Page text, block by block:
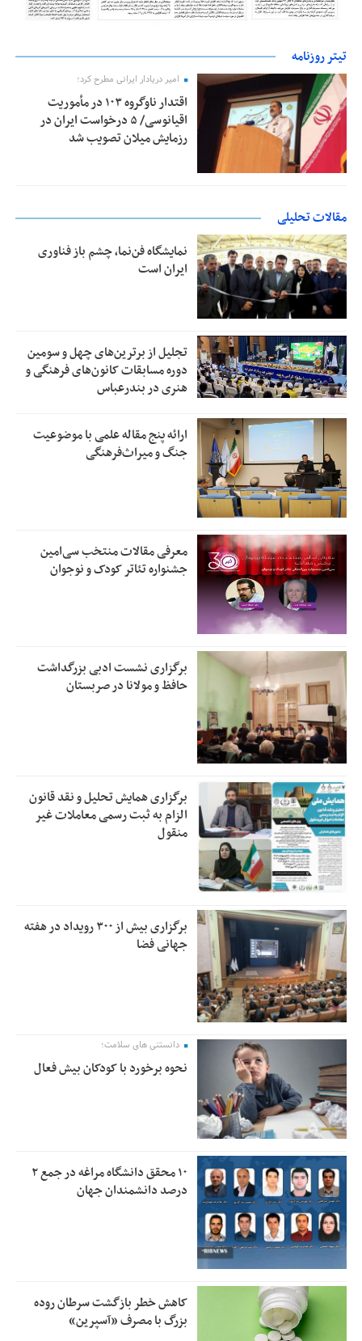
تیتر روزنامه
امیر دریادار ایرانی مطرح کرد؛
اقتدار ناوگروه ۱۰۳ در مأموریت‌
اقیانوسی/ ۵ درخواست ایران در
رزمایش میلان تصویب شد
مقالات تحلیلی
نمایشگاه فن‌نما، چشم باز فناوری
ایران است
تجلیل از بر‌ترین‌های چهل و سومین
دوره مسابقات کانون‌های فرهنگی و
هنری در بندرعباس
ارائه پنج مقاله علمی با موضوعیت
جنگ و میراث‌فرهنگی
معرفی مقالات منتخب سی‌امین
جشنواره تئاتر کودک و نوجوان
برگزاری نشست ادبی بزرگداشت
حافظ و مولانا در صربستان
برگزاری همایش تحلیل و نقد قانون
الزام به ثبت رسمی معاملات غیر
منقول
برگزاری بیش از ۳۰۰ رویداد در هفته
جهانی فضا
دانستنی های سلامت؛
نحوه برخورد با کودکان بیش فعال
۱۰ محقق دانشگاه مراغه در جمع ۲
درصد دانشمندان جهان
کاهش خطر بازگشت سرطان روده
بزرگ با مصرف «آسپرین»